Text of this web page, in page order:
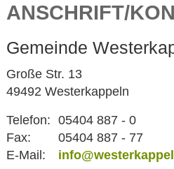
ANSCHRIFT/
Gemeinde
Große Str. 13
49492 Westerkappeln
Telefon: 05404 887 - 0
Fax:
05404 887 - 77
E-Mail: